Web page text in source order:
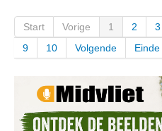
Start Vorige 1 2 3
9
10 Volgende Einde